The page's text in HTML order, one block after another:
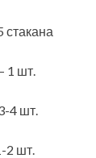
1 шт.
4 шт.
2 шт.